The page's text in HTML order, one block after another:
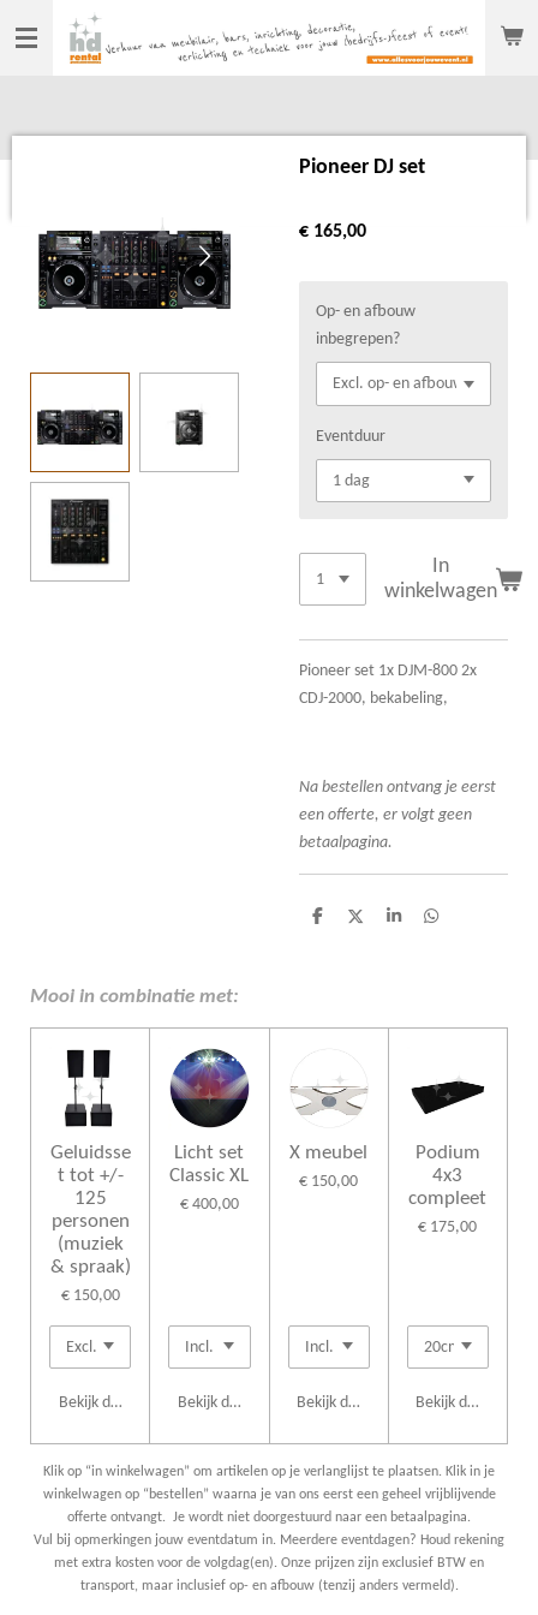
Ga
direct
hoofdinhoud
Pioneer DJ set
€ 165,00
Op- en afbouw
inbegrepen?
Eventduur
In
winkelwagen
Pioneer set 1x DJM-800 2x
CDJ-2000, bekabeling,
Na bestellen ontvang je eerst
een offerte, er volgt geen
betaalpagina.
D
D
S
D
Mooi in combinatie met:
Geluidsse
t tot +/-
125
personen
(muziek
& spraak)
€ 150,00
Bekijk details
Licht set
Classic XL
€ 400,00
Bekijk details
X meubel
€ 150,00
Bekijk details
Podium
4x3
compleet
€ 175,00
Bekijk details
Klik op “in winkelwagen” om artikelen op je verlanglijst te plaatsen. Klik in je
winkelwagen op “bestellen” waarna je van ons eerst een geheel vrijblijvende
offerte ontvangt. Je wordt niet doorgestuurd naar een betaalpagina.
Vul bij opmerkingen jouw eventdatum in. Meerdere eventdagen? Houd rekening
met extra kosten voor de volgdag(en). Onze prijzen zijn exclusief BTW en
transport, maar inclusief op- en afbouw (tenzij anders vermeld).